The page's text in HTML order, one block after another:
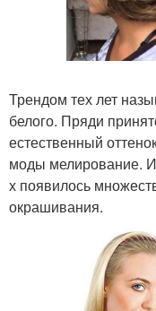
Трендом тех лет
белого. Пряди
естественный
моды мелирование.
х появилось
окрашивания.